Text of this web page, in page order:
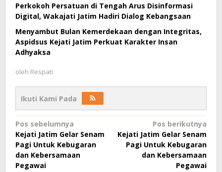
Perkokoh Persatuan di Tengah Arus Disinformasi
Digital, Wakajati Jatim Hadiri Dialog Kebangsaan
Menyambut Bulan Kemerdekaan dengan Integritas,
Aspidsus Kejati Jatim Perkuat Karakter Insan
Adhyaksa
oleh Respati
Ikuti Kami Pada
Navigasi
pos
Pos sebelumnya
Kejati Jatim Gelar Senam
Pagi Untuk Kebugaran
dan Kebersamaan
Pegawai
Pos berikutnya
Kejati Jatim Gelar Senam
Pagi Untuk Kebugaran
dan Kebersamaan
Pegawai